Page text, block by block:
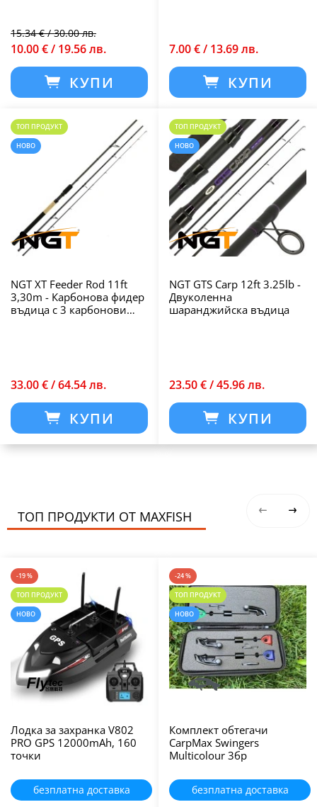
15.34 € / 30.00 лв.
10.00 € / 19.56 лв.
КУПИ
7.00 € / 13.69 лв.
КУПИ
ТОП ПРОДУКТ
НОВО
NGT XT Feeder Rod 11ft
3,30m - Карбонова фидер
въдица с 3 карбонови
33.00 € / 64.54 лв.
КУПИ
ТОП ПРОДУКТ
НОВО
NGT GTS Carp 12ft 3.25lb -
Двуколенна
шаранджийска въдица
23.50 € / 45.96 лв.
КУПИ
ТОП ПРОДУКТИ ОТ MAXFISH
-19 %
ТОП ПРОДУКТ
НОВО
Лодка за захранка V802
PRO GPS 12000mAh, 160
точки
безплатна доставка
-24 %
ТОП ПРОДУКТ
НОВО
Комплект обтегачи
CarpMax Swingers
Multicolour 3бр
безплатна доставка